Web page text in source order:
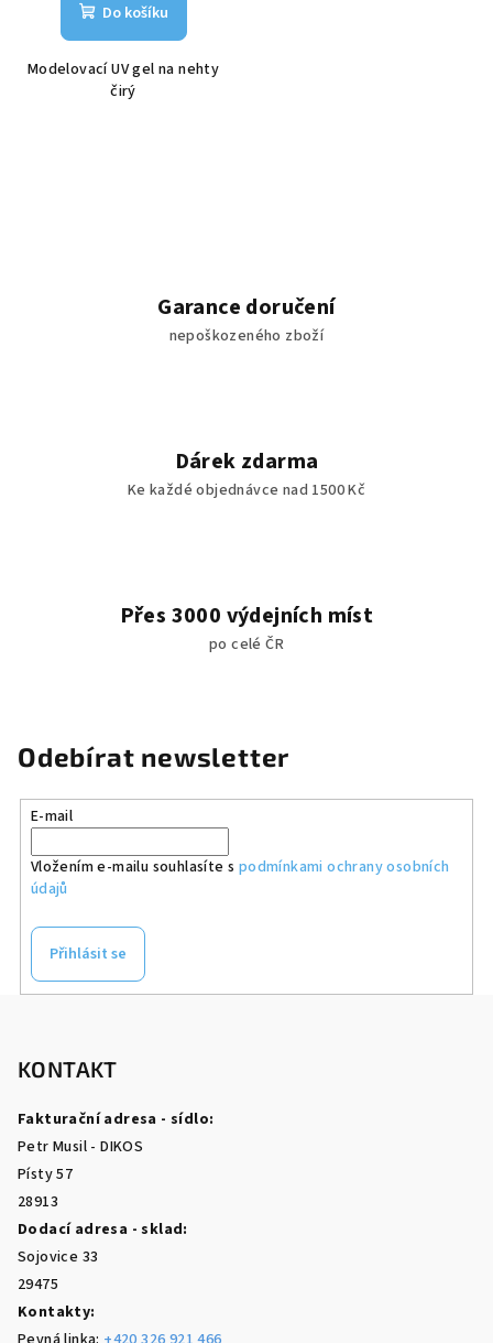
Do košíku
Modelovací UV gel na nehty
čirý
Garance doručení
nepoškozeného zboží
Dárek zdarma
Ke každé objednávce nad 1500 Kč
Přes 3000 výdejních míst
po celé ČR
Odebírat newsletter
E-mail
Vložením e-mailu souhlasíte s podmínkami ochrany osobních
údajů
Přihlásit se
KONTAKT
Fakturační adresa - sídlo:
Petr Musil - DIKOS
Písty 57
28913
Dodací adresa - sklad:
Sojovice 33
29475
Kontakty: